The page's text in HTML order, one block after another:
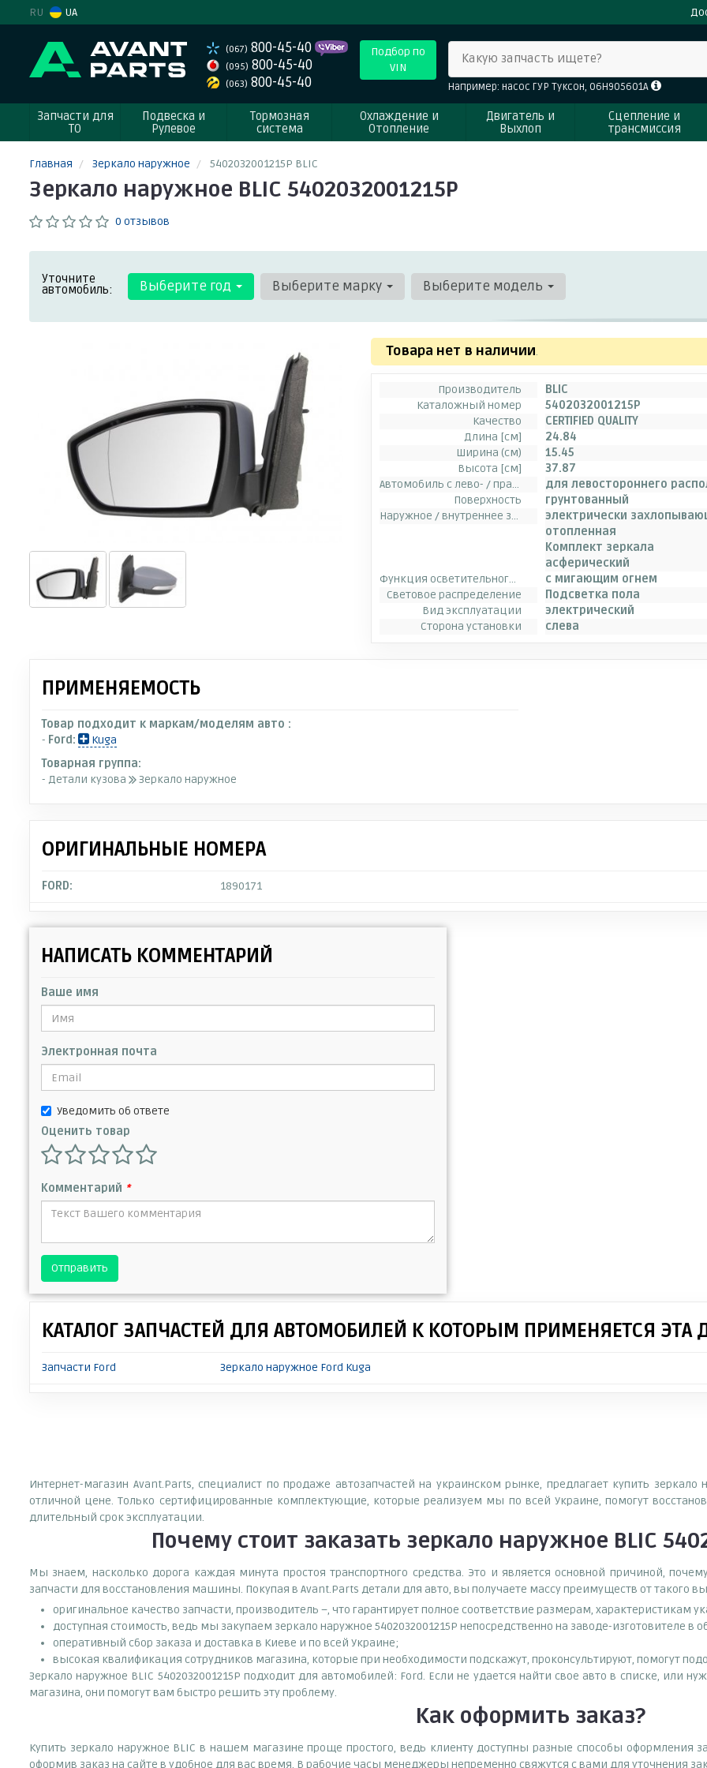
RU UA
(067) 800-45-40
(095) 800-45-40
(063) 800-45-40
Подбор по
VIN
Какую запчасть ищете?
Например: насос ГУР Туксон, 06H905601A
Запчасти для
ТО
Подвеска и
Рулевое
Тормозная
система
Охлаждение и
Отопление
Двигатель и
Выхлоп
Сцепление и
трансмиссия
Главная Зеркало наружное 5402032001215P BLIC
Зеркало наружное BLIC 5402032001215P
0 отзывов
Уточните
автомобиль: Выберите год Выберите марку Выберите модель
Товара нет в наличии.
Производитель
BLIC
Каталожный номер
5402032001215P
Качество
CERTIFIED QUALITY
Длина [см]
24.84
Ширина (см)
15.45
Высота [см]
37.87
Автомобиль с лево- / правосторонним расположением руля
для левостороннего
Поверхность
грунтованный
Наружное / внутреннее зеркало заднего вида
электрически
отопленная
Комплект зеркала
асферический
Функция осветительного прибора
с мигающим огнем
Световое распределение
Подсветка пола
Вид эксплуатации
электрический
Сторона установки
слева
ПРИМЕНЯЕМОСТЬ
Товар подходит к маркам/моделям авто :
- Ford:
Kuga
Товарная группа:
- Детали кузова
Зеркало наружное
ОРИГИНАЛЬНЫЕ НОМЕРА
FORD: 1890171
НАПИСАТЬ КОММЕНТАРИЙ
Ваше имя
Электронная почта
Уведомить об ответе
Оценить товар
Комментарий *
Отправить
КАТАЛОГ ЗАПЧАСТЕЙ ДЛЯ АВТОМОБИЛЕЙ К КОТОРЫМ ПРИМЕНЯЕТСЯ ЭТА
Запчасти Ford Зеркало наружное Ford Kuga
Интернет-магазин Avant.Parts, специалист по продаже автозапчастей на украинском рынке, предлагает купить зеркало
отличной цене. Только сертифицированные комплектующие, которые реализуем мы по всей Украине, помогут
длительный срок эксплуатации.
Почему стоит заказать зеркало наружное BLIC
Мы знаем, насколько дорога каждая минута простоя транспортного средства. Это и является основной причиной,
запчасти для восстановления машины. Покупая в Avant.Parts детали для авто, вы получаете массу преимуществ от такого
оригинальное качество запчасти, производитель –, что гарантирует полное соответствие размерам, характеристикам
доступная стоимость, ведь мы закупаем зеркало наружное 5402032001215P непосредственно на заводе-изготовителе в
оперативный сбор заказа и доставка в Киеве и по всей Украине;
высокая квалификация сотрудников магазина, которые при необходимости подскажут, проконсультируют, помогут
Зеркало наружное BLIC 5402032001215P подходит для автомобилей: Ford. Если не удается найти свое авто в списке, или
магазина, они помогут вам быстро решить эту проблему.
Как оформить заказ?
Купить зеркало наружное BLIC в нашем магазине проще простого, ведь клиенту доступны разные способы оформления
оформив заказ на сайте в удобное для вас время. В рабочие часы менеджеры непременно свяжутся с вами для уточнения